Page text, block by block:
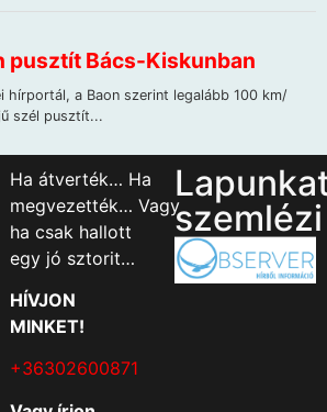
Ha átverték… Ha
megvezették… Vagy
ha csak hallott
egy jó sztorit…
HÍVJON
MINKET!
+36302600871
szemlézi